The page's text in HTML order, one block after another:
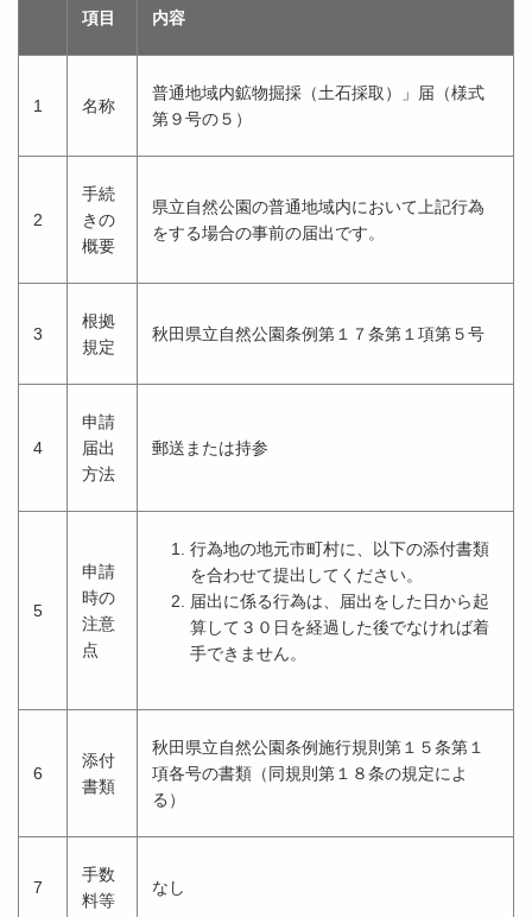
項目 内容
1 名称
普通地域内鉱物掘採（土石採取）」届（様式
第９号の５）
2
手続
きの
概要
県立自然公園の普通地域内において上記行為
をする場合の事前の届出です。
3
根拠
規定
秋田県立自然公園条例第１７条第１項第５号
4
申請
届出
方法
郵送または持参
5
申請
時の
注意
点
行為地の地元市町村に、以下の添付書類
を合わせて提出してください。
届出に係る行為は、届出をした日から起
算して３０日を経過した後でなければ着
手できません。
6
添付
書類
秋田県立自然公園条例施行規則第１５条第１
項各号の書類（同規則第１８条の規定によ
る）
7
手数
料等
なし